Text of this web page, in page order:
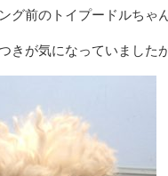
グ前のトイプードルちゃ
きが気になっていましたが